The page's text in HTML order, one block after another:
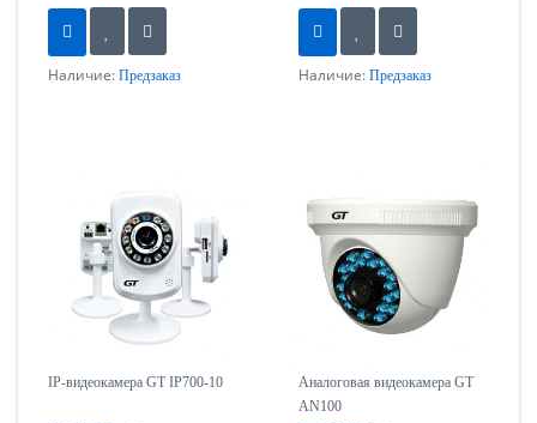
Наличие: Предзаказ Наличие: Предзаказ
IP-видеокамера GT IP700-10
Аналоговая видеокамера GT
AN100